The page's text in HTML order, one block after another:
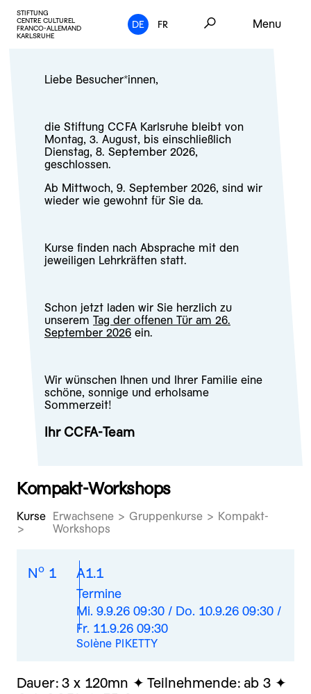
STIFTUNG
CENTRE CULTUREL
FRANCO-ALLEMAND
KARLSRUHE
DE FR Menu
Liebe Besucher*innen,
die Stiftung CCFA Karlsruhe bleibt von
Montag, 3. August, bis einschließlich
Dienstag, 8. September 2026,
geschlossen.
Ab Mittwoch, 9. September 2026, sind wir
wieder wie gewohnt für Sie da.
Kurse finden nach Absprache mit den
jeweiligen Lehrkräften statt.
Schon jetzt laden wir Sie herzlich zu
unserem Tag der offenen Tür am 26.
September 2026ein.
Wir wünschen Ihnen und Ihrer Familie eine
schöne, sonnige und erholsame
Sommerzeit!
Ihr CCFA-Team
Kompakt-Workshops
Kurse Erwachsene > Gruppenkurse > Kompakt-
Workshops
No 1 A1.1
Termine
Mi. 9.9.26 09:30 / Do. 10.9.26 09:30 /
Fr. 11.9.26 09:30
Solène PIKETTY
Dauer: 3 x 120mn Teilnehmende: ab 3